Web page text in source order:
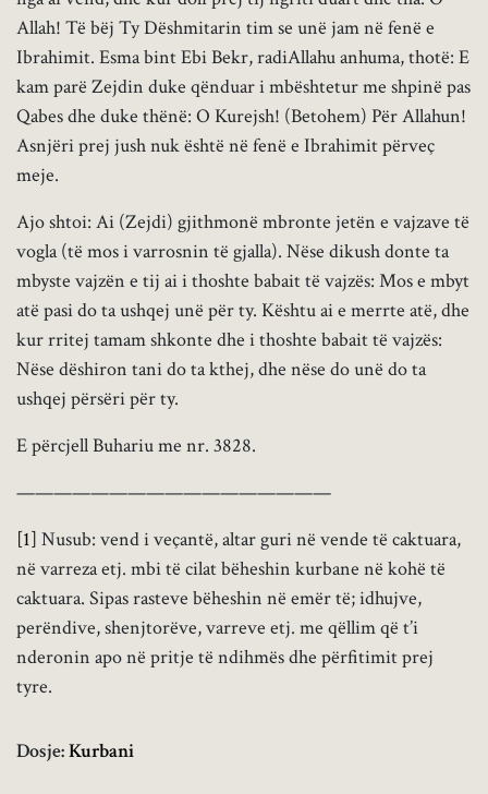
Allah! Të bëj Ty Dëshmitarin tim se unë jam në fenë e
Ibrahimit. Esma bint Ebi Bekr, radiAllahu anhuma, thotë: E
kam parë Zejdin duke qënduar i mbështetur me shpinë pas
Qabes dhe duke thënë: O Kurejsh! (Betohem) Për Allahun!
Asnjëri prej jush nuk është në fenë e Ibrahimit përveç
meje.
Ajo shtoi: Ai (Zejdi) gjithmonë mbronte jetën e vajzave të
vogla (të mos i varrosnin të gjalla). Nëse dikush donte ta
mbyste vajzën e tij ai i thoshte babait të vajzës: Mos e mbyt
atë pasi do ta ushqej unë për ty. Kështu ai e merrte atë, dhe
kur rritej tamam shkonte dhe i thoshte babait të vajzës:
Nëse dëshiron tani do ta kthej, dhe nëse do unë do ta
ushqej përsëri për ty.
E përcjell Buhariu me nr. 3828.
—————————————————
[1] Nusub: vend i veçantë, altar guri në vende të caktuara,
në varreza etj. mbi të cilat bëheshin kurbane në kohë të
caktuara. Sipas rasteve bëheshin në emër të; idhujve,
perëndive, shenjtorëve, varreve etj. me qëllim që t’i
nderonin apo në pritje të ndihmës dhe përfitimit prej
tyre.
Dosje:Kurbani